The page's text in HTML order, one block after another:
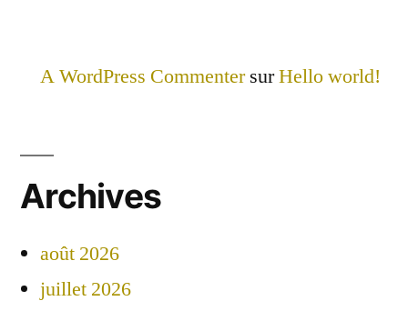
A WordPress CommentersurHello world!
Archives
août 2026
juillet 2026